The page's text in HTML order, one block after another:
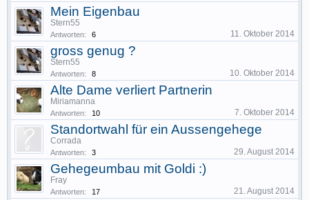
Mein Eigenbau
Stern55
Antworten: 6 11. Oktober 2014
gross genug ?
Stern55
Antworten: 8 10. Oktober 2014
Alte Dame verliert Partnerin
Miriamanna
Antworten: 10 7. Oktober 2014
Standortwahl für ein Aussengehege
Corrada
Antworten: 3 29. August 2014
Gehegeumbau mit Goldi :)
Fray
Antworten: 17 21. August 2014